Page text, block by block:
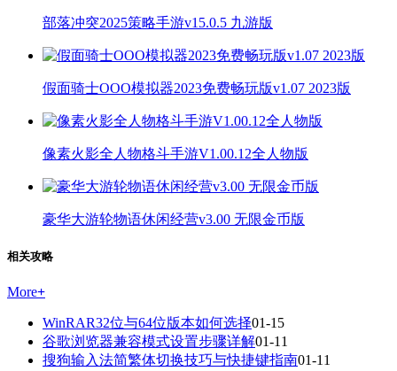
部落冲突2025策略手游v15.0.5 九游版
假面骑士OOO模拟器2023免费畅玩版v1.07 2023版
像素火影全人物格斗手游V1.00.12全人物版
豪华大游轮物语休闲经营v3.00 无限金币版
相关攻略
More+
WinRAR32位与64位版本如何选择01-15
谷歌浏览器兼容模式设置步骤详解01-11
搜狗输入法简繁体切换技巧与快捷键指南01-11